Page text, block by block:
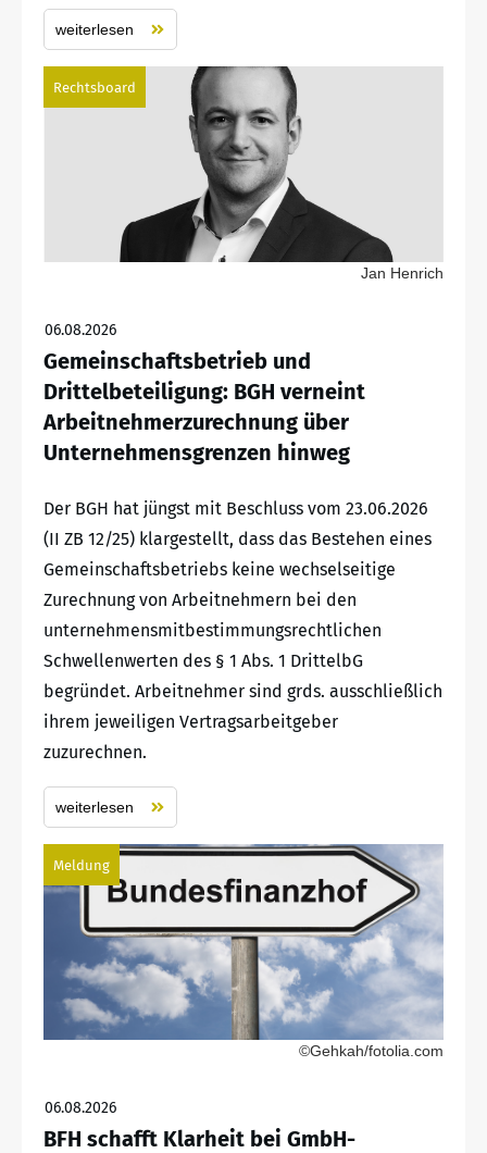
weiterlesen
Rechtsboard
Jan Henrich
06.08.2026
Gemeinschaftsbetrieb und
Drittelbeteiligung: BGH verneint
Arbeitnehmerzurechnung über
Unternehmensgrenzen hinweg
Der BGH hat jüngst mit Beschluss vom 23.06.2026
(II ZB 12/25) klargestellt, dass das Bestehen eines
Gemeinschaftsbetriebs keine wechselseitige
Zurechnung von Arbeitnehmern bei den
unternehmensmitbestimmungsrechtlichen
Schwellenwerten des § 1 Abs. 1 DrittelbG
begründet. Arbeitnehmer sind grds. ausschließlich
ihrem jeweiligen Vertragsarbeitgeber
zuzurechnen.
weiterlesen
Meldung
©Gehkah/fotolia.com
06.08.2026
BFH schafft Klarheit bei GmbH-